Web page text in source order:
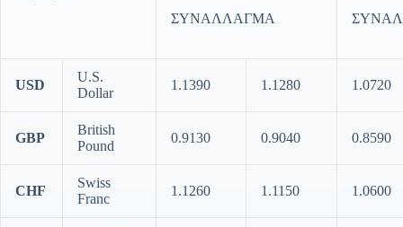
ΣΥΝΑΛΛΑΓΜΑ
USD
U.S.
Dollar
1.1390 1.1280 1.0720
GBP
British
Pound
0.9130 0.9040 0.8590
CHF
Swiss
Franc
1.1260 1.1150 1.0600